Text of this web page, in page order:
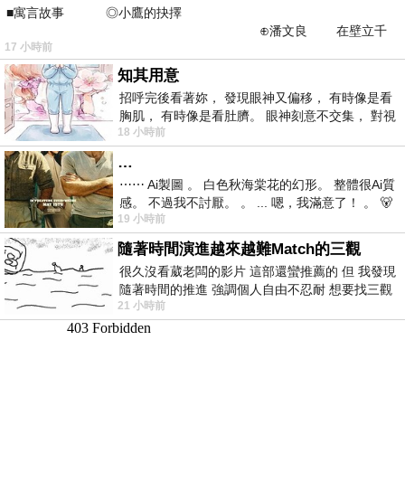
■寓言故事 ◎小鷹的抉擇
⊕潘文良 在壁立千
仞的懸崖上，有一座遮天蔽
17 小時前
知其用意
招呼完後看著妳， 發現眼神又偏移， 有時像是看
胸肌， 有時像是看肚臍。 眼神刻意不交集， 對視
視線不對齊， 讓我很難不
18 小時前
…
⋯⋯ Ai製圖 。 白色秋海棠花的幻形。 整體很Ai質
感。 不過我不討厭。 。 ... 嗯，我滿意了！ 。 🐻
昨中
19 小時前
隨著時間演進越來越難Match的三觀
很久沒看葳老闆的影片 這部還蠻推薦的 但 我發現
隨著時間的推進 強調個人自由不忍耐 想要找三觀
接近的不要說對象 連朋友都超
21 小時前